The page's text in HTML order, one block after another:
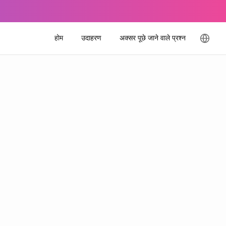
होम उदाहरण अक्सर पूछे जाने वाले प्रश्न
भाषा